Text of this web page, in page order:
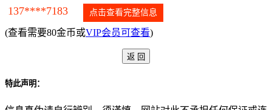
137****7183 点击查看完整信息
(查看需要80金币或VIP会员可查看)
特此声明：